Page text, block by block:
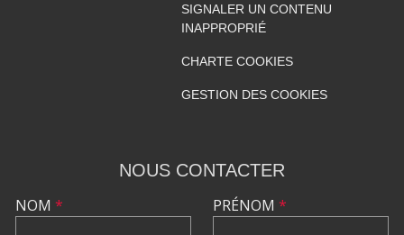
SIGNALER UN CONTENU
INAPPROPRIÉ
CHARTE COOKIES
GESTION DES COOKIES
NOUS CONTACTER
NOM * PRÉNOM *